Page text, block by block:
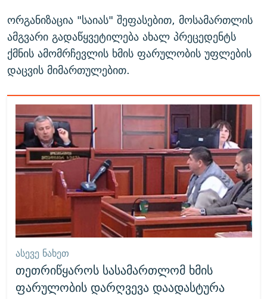
ორგანიზაცია "საიას" შეფასებით, მოსამართლის
ამგვარი გადაწყვეტილება ახალ პრეცედენტს
ქმნის ამომრჩევლის ხმის ფარულობის უფლების
დაცვის მიმართულებით.
ᲐᲡᲔᲕᲔ ᲜᲐᲮᲔᲗ
თეთრიწყაროს სასამართლომ ხმის
ფარულობის დარღვევა დაადასტურა